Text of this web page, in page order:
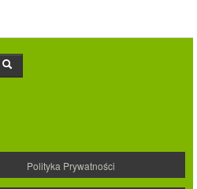
Polityka Prywatności